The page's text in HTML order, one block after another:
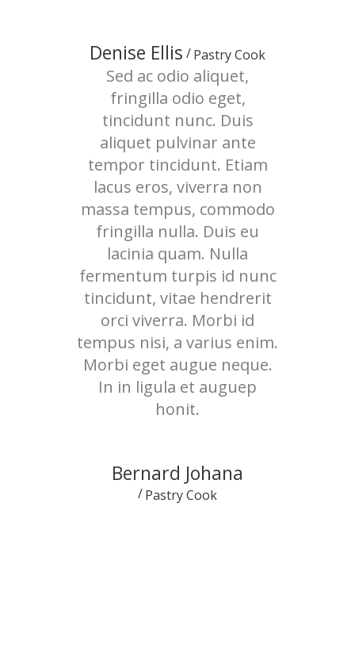
Denise Ellis Pastry Cook
Sed ac odio aliquet,
fringilla odio eget,
tincidunt nunc. Duis
aliquet pulvinar ante
tempor tincidunt. Etiam
lacus eros, viverra non
massa tempus, commodo
fringilla nulla. Duis eu
lacinia quam. Nulla
fermentum turpis id nunc
tincidunt, vitae hendrerit
orci viverra. Morbi id
tempus nisi, a varius enim.
Morbi eget augue neque.
In in ligula et auguep
honit.
Bernard Johana
Pastry Cook